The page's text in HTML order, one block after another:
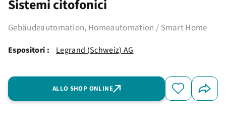
Sistemi citofonici
Gebäudeautomation, Homeautomation / Smart Home
Espositori : Legrand (Schweiz) AG
ALLO SHOP ONLINE